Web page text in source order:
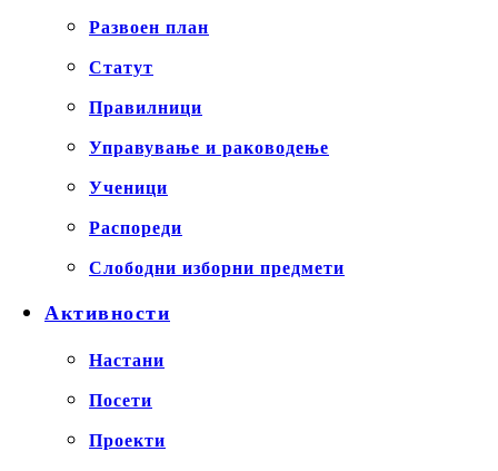
Развоен план
Статут
Правилници
Управување и раководење
Ученици
Распореди
Слободни изборни предмети
Активности
Настани
Посети
Проекти